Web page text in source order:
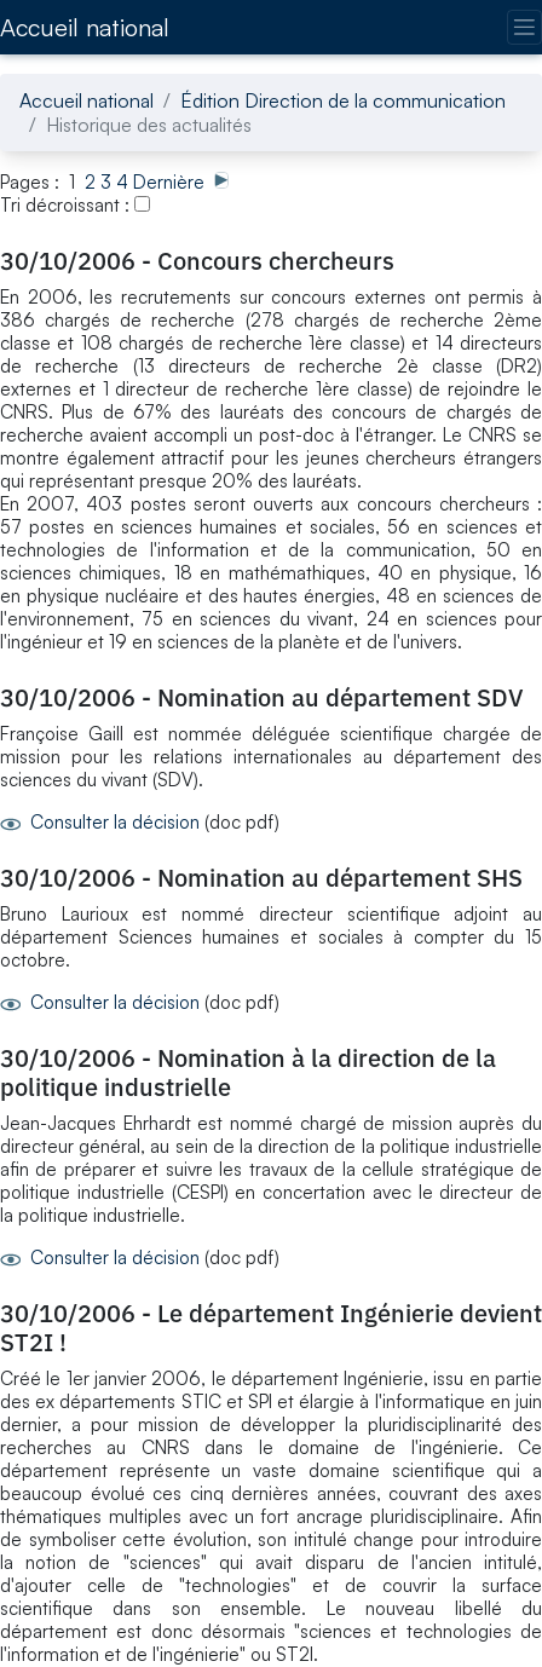
Accueil national
Accueil national
Édition Direction de la communication
Historique des actualités
Pages : 1 2 3 4 Dernière
Tri décroissant :
30/10/2006 - Concours chercheurs
En 2006, les recrutements sur concours externes ont permis à
386 chargés de recherche (278 chargés de recherche 2ème
classe et 108 chargés de recherche 1ère classe) et 14 directeurs
de recherche (13 directeurs de recherche 2è classe (DR2)
externes et 1 directeur de recherche 1ère classe) de rejoindre le
CNRS. Plus de 67% des lauréats des concours de chargés de
recherche avaient accompli un post-doc à l'étranger. Le CNRS se
montre également attractif pour les jeunes chercheurs étrangers
qui représentant presque 20% des lauréats.
En 2007, 403 postes seront ouverts aux concours chercheurs :
57 postes en sciences humaines et sociales, 56 en sciences et
technologies de l'information et de la communication, 50 en
sciences chimiques, 18 en mathémathiques, 40 en physique, 16
en physique nucléaire et des hautes énergies, 48 en sciences de
l'environnement, 75 en sciences du vivant, 24 en sciences pour
l'ingénieur et 19 en sciences de la planète et de l'univers.
30/10/2006 - Nomination au département SDV
Françoise Gaill est nommée déléguée scientifique chargée de
mission pour les relations internationales au département des
sciences du vivant (SDV).
Consulter la décision (doc pdf)
30/10/2006 - Nomination au département SHS
Bruno Laurioux est nommé directeur scientifique adjoint au
département Sciences humaines et sociales à compter du 15
octobre.
Consulter la décision (doc pdf)
30/10/2006 - Nomination à la direction de la
politique industrielle
Jean-Jacques Ehrhardt est nommé chargé de mission auprès du
directeur général, au sein de la direction de la politique industrielle
afin de préparer et suivre les travaux de la cellule stratégique de
politique industrielle (CESPI) en concertation avec le directeur de
la politique industrielle.
Consulter la décision (doc pdf)
30/10/2006 - Le département Ingénierie devient
ST2I !
Créé le 1er janvier 2006, le département Ingénierie, issu en partie
des ex départements STIC et SPI et élargie à l'informatique en juin
dernier, a pour mission de développer la pluridisciplinarité des
recherches au CNRS dans le domaine de l'ingénierie. Ce
département représente un vaste domaine scientifique qui a
beaucoup évolué ces cinq dernières années, couvrant des axes
thématiques multiples avec un fort ancrage pluridisciplinaire. Afin
de symboliser cette évolution, son intitulé change pour introduire
la notion de "sciences" qui avait disparu de l'ancien intitulé,
d'ajouter celle de "technologies" et de couvrir la surface
scientifique dans son ensemble. Le nouveau libellé du
département est donc désormais "sciences et technologies de
l'information et de l'ingénierie" ou ST2I.